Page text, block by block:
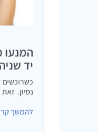
ועל
המנעו
יד שניה
כשרוכשים
נסיון.
להמשך